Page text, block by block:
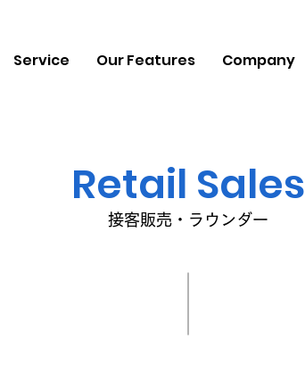
Service Our Features Company
Retail Sales
​接客販売・ラウンダー